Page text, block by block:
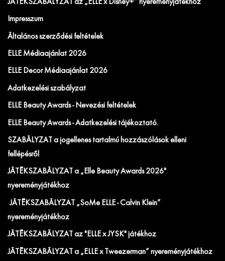
JÁTÉKSZABÁLYZAT az „ELLE x Disney+” nyereményjátékhoz
Impresszum
Általános szerződési feltételek
ELLE Médiaajánlat 2026
ELLE Decor Médiaajánlat 2026
Adatkezelési szabályzat
ELLE Beauty Awards - Nevezési feltételek
ELLE Beauty Awards - Adatkezelési tájékoztató.
SZABÁLYZAT a jogellenes tartalmú hozzászólások elleni
fellépésről
JÁTÉKSZABÁLYZAT a „Elle Beauty Awards 2026"
nyereményjátékhoz
JÁTÉKSZABÁLYZAT „SoMe ELLE - Calvin Klein”
nyereményjátékhoz
JÁTÉKSZABÁLYZAT az "ELLE x JYSK" játékhoz
JÁTÉKSZABÁLYZAT a „ELLE x Tweezerman” nyereményjátékhoz